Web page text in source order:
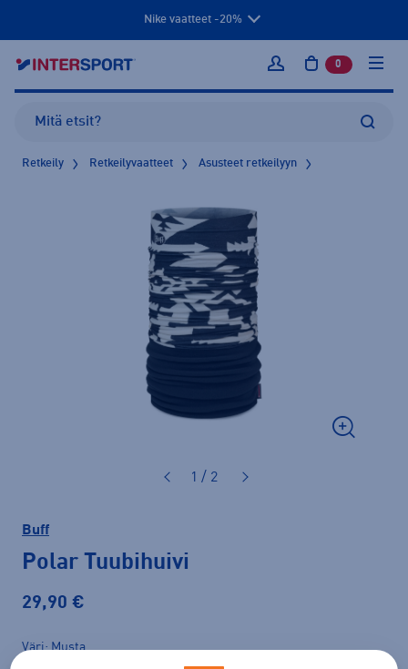
Nike vaatteet -20%
Kirjaudu sisään
0 tuotetta
Retkeily Retkeilyvaatteet Asusteet retkeilyyn
1 / 2
Buff
Polar Tuubihuivi
29,90 €
Väri Musta